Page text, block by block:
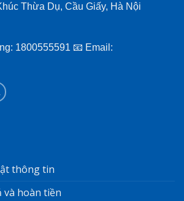
Thừa Dụ, Cầu Giấy, Hà Nội
1800555591 📧 Email:
thông tin
và hoàn tiền